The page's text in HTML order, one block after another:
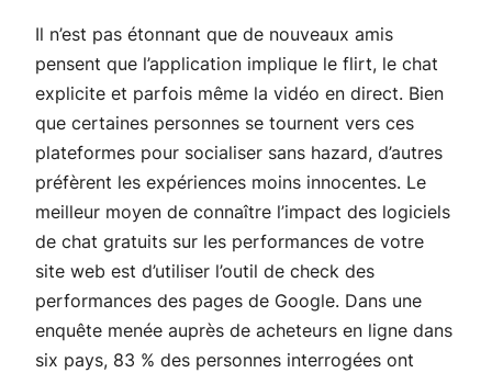
Il n’est pas étonnant que de nouveaux amis
pensent que l’application implique le flirt, le chat
explicite et parfois même la vidéo en direct. Bien
que certaines personnes se tournent vers ces
plateformes pour socialiser sans hazard, d’autres
préfèrent les expériences moins innocentes. Le
meilleur moyen de connaître l’impact des logiciels
de chat gratuits sur les performances de votre
site web est d’utiliser l’outil de check des
performances des pages de Google. Dans une
enquête menée auprès de acheteurs en ligne dans
six pays, 83 % des personnes interrogées ont